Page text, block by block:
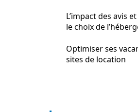
L’impact des avis
le choix de
Optimiser ses
sites de location